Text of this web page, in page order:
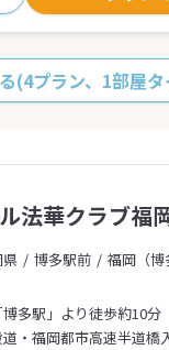
(4プラン、1部屋
法華クラブ福
博多駅前
福岡（博
多駅」より徒歩約10分
・福岡都市高速半道橋